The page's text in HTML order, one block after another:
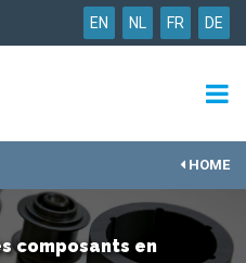
EN NL FR DE
HOME
composants en